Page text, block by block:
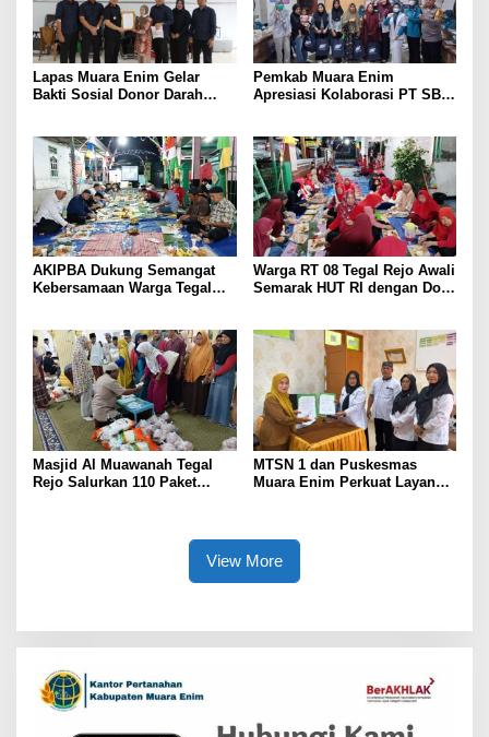
Lapas Muara Enim Gelar
Bakti Sosial Donor Darah
Pemkab Muara Enim
Apresiasi Kolaborasi PT SBS
AKIPBA Dukung Semangat
Kebersamaan Warga Tegal
Warga RT 08 Tegal Rejo Awali
Semarak HUT RI dengan Doa
Masjid Al Muawanah Tegal
Rejo Salurkan 110 Paket
MTSN 1 dan Puskesmas
Muara Enim Perkuat Layanan
View More